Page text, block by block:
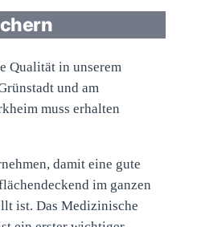
Qualität in unserem
und am
muss erhalten
damit eine gute
im ganzen
ist. Das Medizinische